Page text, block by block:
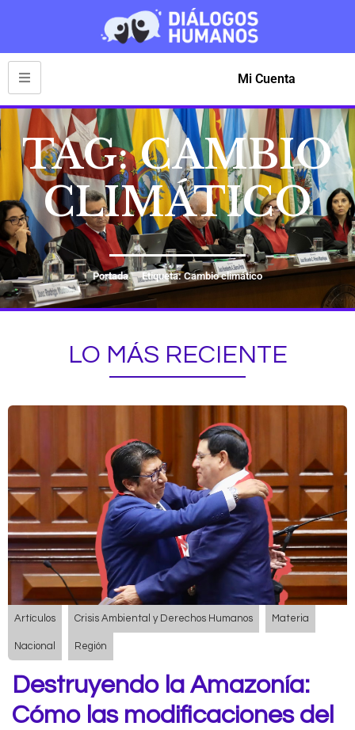
Mi Cuenta
TAG: CAMBIO
CLIMÁTICO
Portada Etiqueta: Cambio climático
LO MÁS RECIENTE
Artículos Crisis Ambiental y Derechos Humanos Materia
Nacional Región
Destruyendo la Amazonía:
Cómo las modificaciones del